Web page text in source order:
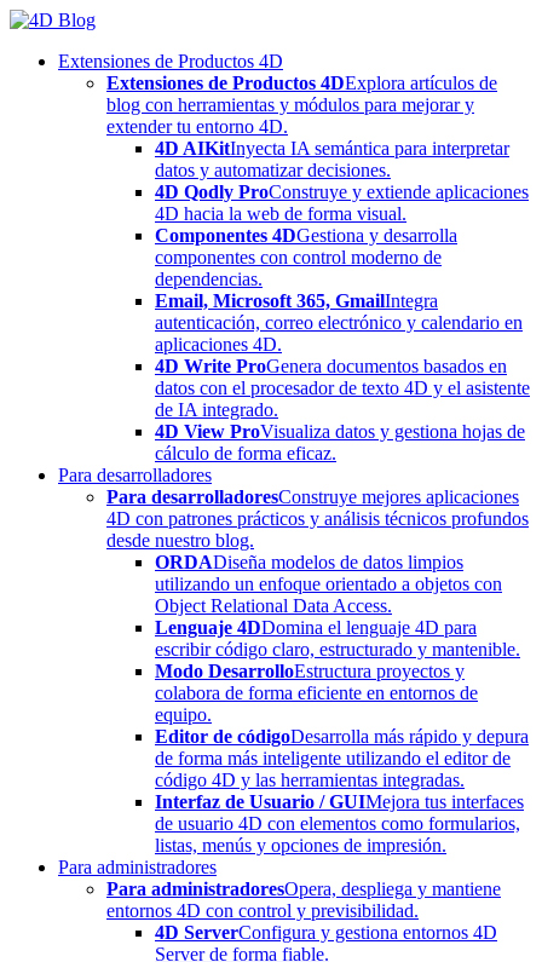
Skip
contentExtensiones de Productos 4D
Extensiones de Productos 4DExplora artículos de
blog con herramientas y módulos para mejorar y
extender tu entorno 4D.
4D AIKitInyecta IA semántica para interpretar
datos y automatizar decisiones.
4D Qodly ProConstruye y extiende aplicaciones
4D hacia la web de forma visual.
Componentes 4DGestiona y desarrolla
componentes con control moderno de
dependencias.
Email, Microsoft 365, GmailIntegra
autenticación, correo electrónico y calendario en
aplicaciones 4D.
4D Write ProGenera documentos basados en
datos con el procesador de texto 4D y el asistente
de IA integrado.
4D View ProVisualiza datos y gestiona hojas de
cálculo de forma eficaz.
Para desarrolladores
Para desarrolladoresConstruye mejores aplicaciones
4D con patrones prácticos y análisis técnicos profundos
desde nuestro blog.
ORDADiseña modelos de datos limpios
utilizando un enfoque orientado a objetos con
Object Relational Data Access.
Lenguaje 4DDomina el lenguaje 4D para
escribir código claro, estructurado y mantenible.
Modo DesarrolloEstructura proyectos y
colabora de forma eficiente en entornos de
equipo.
Editor de códigoDesarrolla más rápido y depura
de forma más inteligente utilizando el editor de
código 4D y las herramientas integradas.
Interfaz de Usuario / GUIMejora tus interfaces
de usuario 4D con elementos como formularios,
listas, menús y opciones de impresión.
Para administradores
Para administradoresOpera, despliega y mantiene
entornos 4D con control y previsibilidad.
4D ServerConfigura y gestiona entornos 4D
Server de forma fiable.